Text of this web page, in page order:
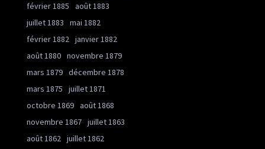
février 1885
août 1883
juillet 1883
mai 1882
février 1882 janvier 1882
août 1880 novembre 1879
mars 1879 décembre 1878
mars 1875
juillet 1871
octobre 1869 août 1868
novembre 1867 juillet 1863
août 1862 juillet 1862